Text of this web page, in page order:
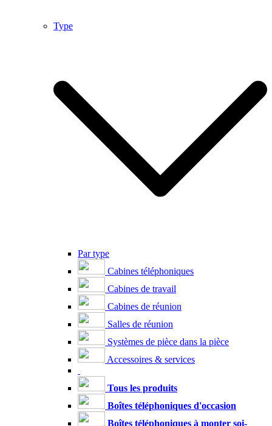
Type
Par type
Cabines téléphoniques
Cabines de travail
Cabines de réunion
Salles de réunion
Systèmes de pièce dans la pièce
Accessoires & services
Tous les produits
Boîtes téléphoniques d'occasion
Boîtes téléphoniques à monter soi-